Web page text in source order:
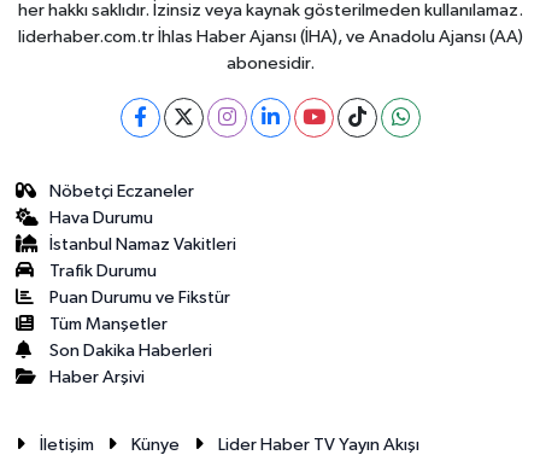
her hakkı saklıdır. İzinsiz veya kaynak gösterilmeden kullanılamaz.
liderhaber.com.tr İhlas Haber Ajansı (İHA), ve Anadolu Ajansı (AA)
abonesidir.
Nöbetçi Eczaneler
Hava Durumu
İstanbul Namaz Vakitleri
Trafik Durumu
Puan Durumu ve Fikstür
Tüm Manşetler
Son Dakika Haberleri
Haber Arşivi
İletişim Künye Lider Haber TV Yayın Akışı